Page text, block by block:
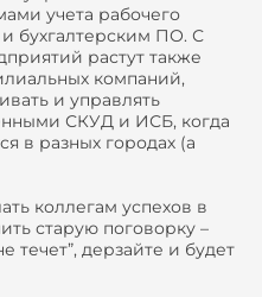
учета рабочего
бухгалтерским ПО. С
растут также
компаний,
и управлять
СКУД и ИСБ, когда
в разных городах (а
коллегам успехов в
старую поговорку –
течет”, дерзайте и будет